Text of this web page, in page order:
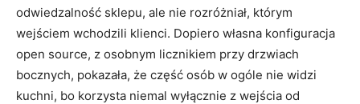
odwiedzalność sklepu, ale nie rozróżniał, którym
wejściem wchodzili klienci. Dopiero własna konfiguracja
open source, z osobnym licznikiem przy drzwiach
bocznych, pokazała, że część osób w ogóle nie widzi
kuchni, bo korzysta niemal wyłącznie z wejścia od